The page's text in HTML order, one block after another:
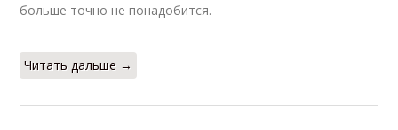
больше точно не понадобится.
Читать дальше →